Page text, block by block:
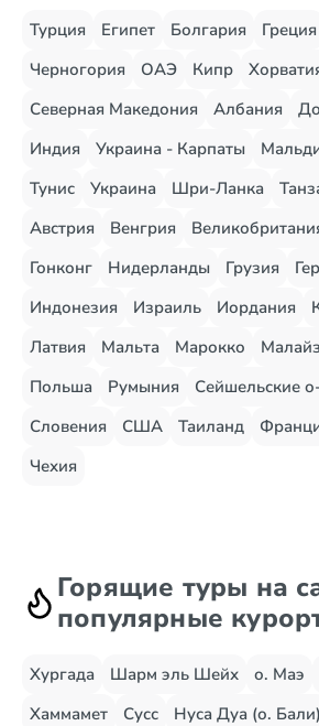
Турция Египет Болгария Греция
Черногория
ОАЭ Кипр
Северная Македония
Албания
Индия
Украина - Карпаты
Тунис
Украина Шри-Ланка
Австрия
Венгрия
Гонконг
Нидерланды Грузия
Индонезия
Израиль Иордания
Латвия
Мальта Марокко
Польша
Румыния Сейшельские
Словения
США Таиланд
Чехия
Горящие туры на
популярные
Хургада Шарм эль Шейх о. Маэ
Хаммамет
Сусс
Нуса Дуа (о. Бали)